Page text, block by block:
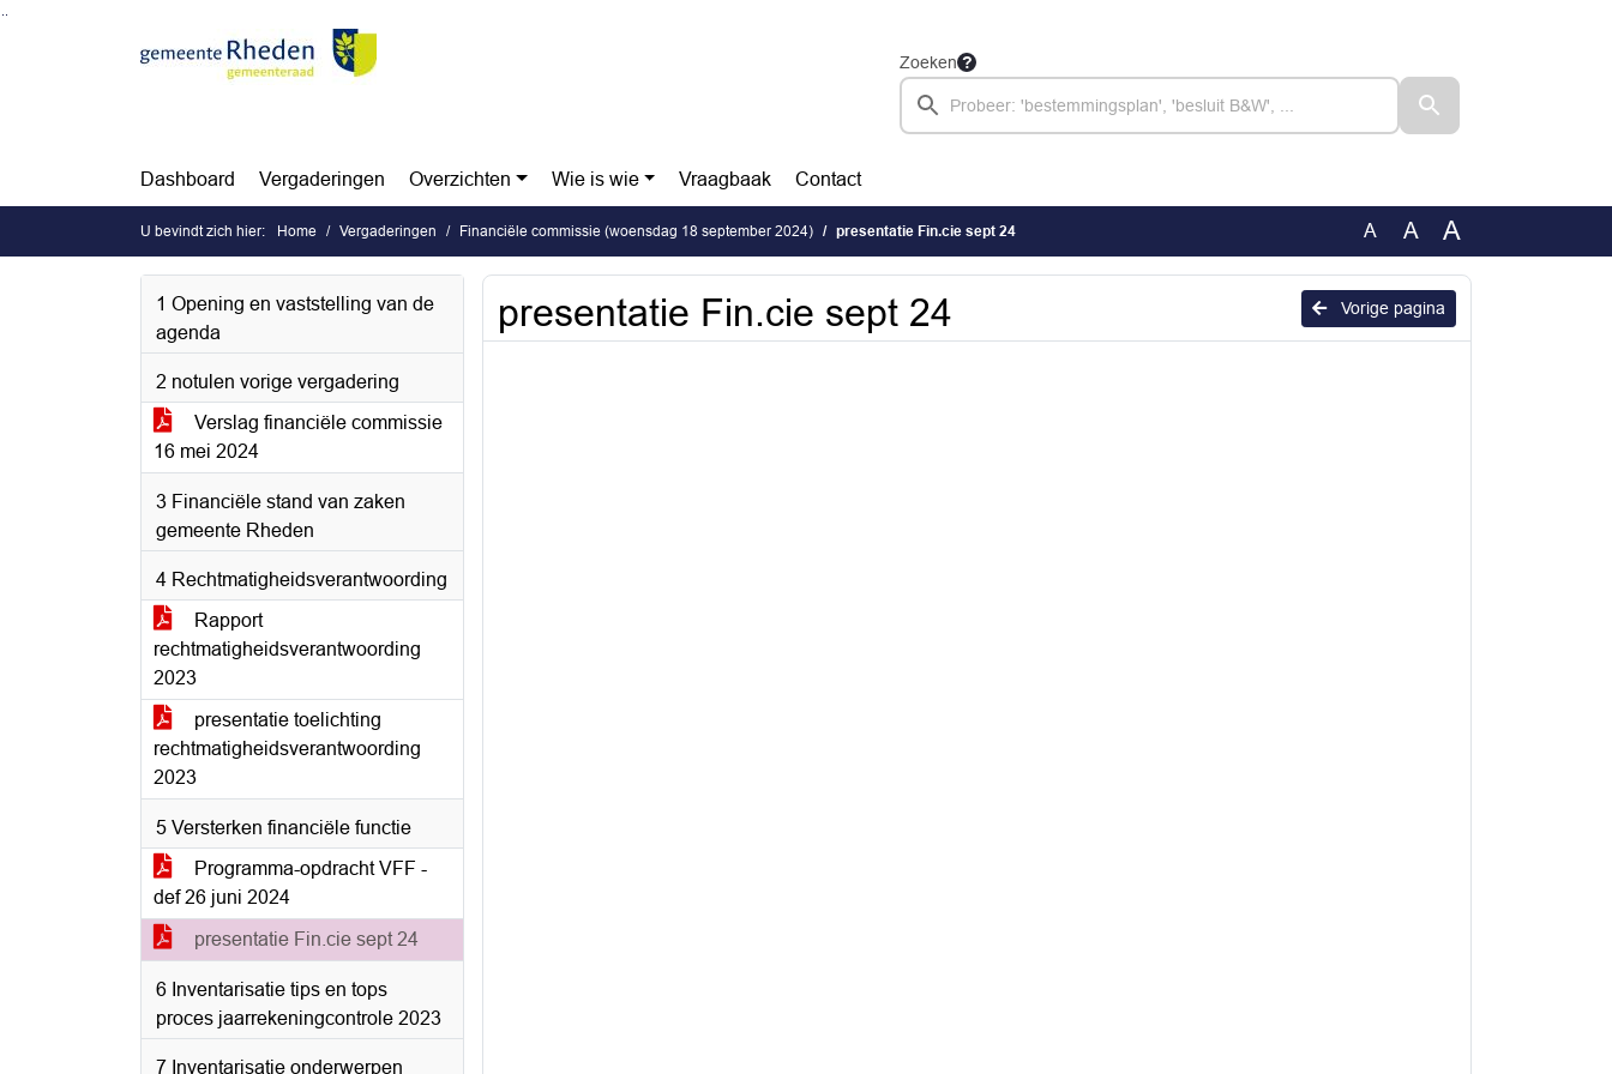
Zoeken
Dashboard Vergaderingen Overzichten Wie is wie Vraagbaak Contact
U bevindt zich hier: Home Vergaderingen Financiële commissie (woensdag 18 september 2024) presentatie Fin.cie sept 24 A A A
1 Opening en vaststelling van de
agenda
2 notulen vorige vergadering
Verslag financiële commissie
16 mei 2024
3 Financiële stand van zaken
gemeente Rheden
4 Rechtmatigheidsverantwoording
Rapport
rechtmatigheidsverantwoording
2023
presentatie toelichting
rechtmatigheidsverantwoording
2023
5 Versterken financiële functie
Programma-opdracht VFF -
def 26 juni 2024
presentatie Fin.cie sept 24
6 Inventarisatie tips en tops
proces jaarrekeningcontrole 2023
7 Inventarisatie onderwerpen
Vorige pagina
presentatie Fin.cie sept 24